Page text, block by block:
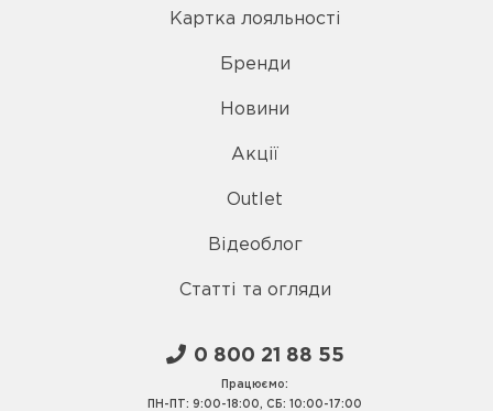
Картка лояльності
Бренди
Новини
Акції
Outlet
Відеоблог
Статті та огляди
0 800 21 88 55
Працюємо:
ПН-ПТ: 9:00-18:00, СБ: 10:00-17:00